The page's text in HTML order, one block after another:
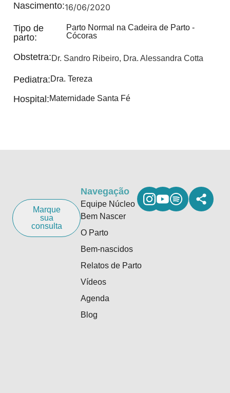
Nascimento:16/06/2020
Tipo de
parto:
Parto Normal na Cadeira de Parto -
Cócoras
Obstetra:Dr. Sandro Ribeiro, Dra. Alessandra Cotta
Pediatra:Dra. Tereza
Hospital:Maternidade Santa Fé
Marque
sua
consulta
Navegação
Equipe Núcleo
Bem Nascer
O Parto
Bem-nascidos
Relatos de Parto
Vídeos
Agenda
Blog